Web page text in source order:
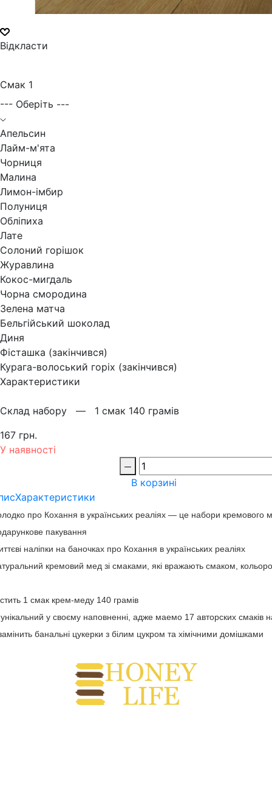
Відкласти
Смак 1
--- Оберіть ---
Апельсин
Лайм-м'ята
Чорниця
Малина
Лимон-імбир
Полуниця
Обліпиха
Лате
Солоний горішок
Журавлина
Кокос-мигдаль
Чорна смородина
Зелена матча
Бельгійський шоколад
Диня
Фісташка (закінчився)
Курага-волоський горіх (закінчився)
Характеристики
Склад набору — 1 смак 140 грамів
167 грн.
У наявності
В корзині
Характеристики
про Кохання в українських реаліях — це набори кремового
пакування
наліпки на баночках про Кохання в українських реаліях
кремовий мед зі смаками, які вражають смаком,
1 смак крем-меду 140 грамів
у своєму наповненні, адже маемо 17 авторских смаків
банальні цукерки з білим цукром та хімічними домішками